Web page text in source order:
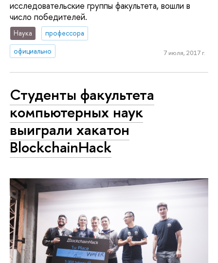
исследовательские группы факультета, вошли в
число победителей.
Наука
профессора
официально
7 июля, 2017 г.
Студенты факультета
компьютерных наук
выиграли хакатон
BlockchainHack